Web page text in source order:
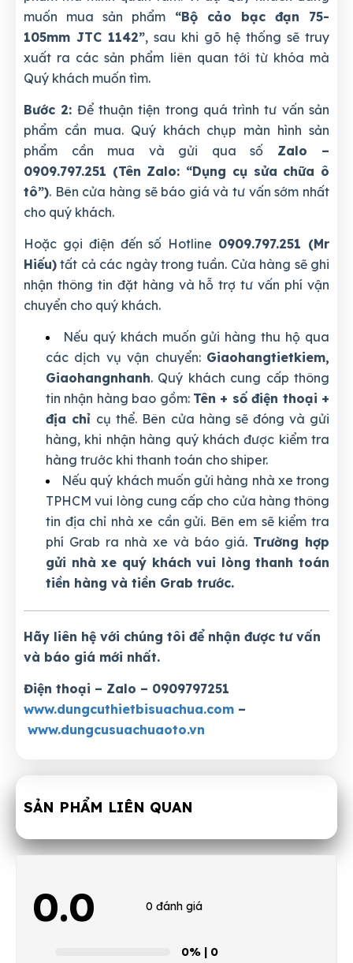
muốn mua sản phẩm “Bộ cảo bạc đạn 75-
105mm JTC 1142”, sau khi gõ hệ thống sẽ truy
xuất ra các sản phẩm liên quan tới từ khóa mà
Quý khách muốn tìm.
Bước 2: Để thuận tiện trong quá trình tư vấn sản
phẩm cần mua. Quý khách chụp màn hình sản
phẩm cần mua và gửi qua số Zalo –
0909.797.251 (Tên Zalo: “Dụng cụ sửa chữa ô
tô”). Bên cửa hàng sẽ báo giá và tư vấn sớm nhất
cho quý khách.
Hoặc gọi điện đến số Hotline 0909.797.251 (Mr
Hiếu) tất cả các ngày trong tuần. Cửa hàng sẽ ghi
nhận thông tin đặt hàng và hỗ trợ tư vấn phí vận
chuyển cho quý khách.
Nếu quý khách muốn gửi hàng thu hộ qua
các dịch vụ vận chuyển: Giaohangtietkiem,
Giaohangnhanh. Quý khách cung cấp thông
tin nhận hàng bao gồm: Tên + số điện thoại +
địa chỉ cụ thể. Bên cửa hàng sẽ đóng và gửi
hàng, khi nhận hàng quý khách được kiểm tra
hàng trước khi thanh toán cho shiper.
Nếu quý khách muốn gửi hàng nhà xe trong
TPHCM vui lòng cung cấp cho cửa hàng thông
tin địa chỉ nhà xe cần gửi. Bên em sẽ kiểm tra
phí Grab ra nhà xe và báo giá. Trường hợp
gửi nhà xe quý khách vui lòng thanh toán
tiền hàng và tiền Grab trước.
Hãy liên hệ với chúng tôi để nhận được tư vấn
và báo giá mới nhất.
Điện thoại – Zalo – 0909797251
www.dungcuthietbisuachua.com –
www.dungcusuachuaoto.vn
SẢN PHẨM LIÊN QUAN
0.0 0 đánh giá
0% | 0